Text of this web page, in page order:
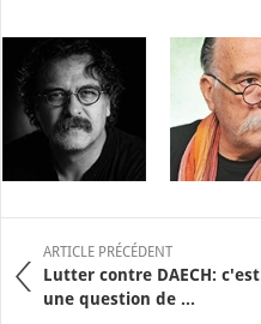
ARTICLE PRÉCÉDENT
Lutter contre DAECH: c'est
une question de ...